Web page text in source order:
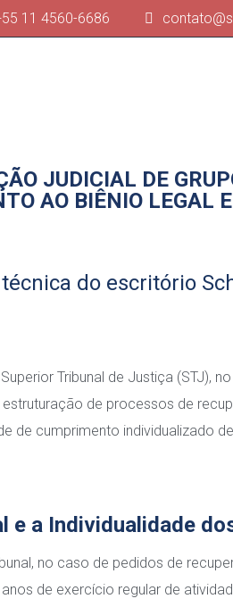
11 4560-6686
JUDICIAL DE
AO BIÊNIO LEGAL
do escritório
Tribunal de Justiça (STJ),
de processos de
de cumprimento individualizado
e a Individualidade
no caso de pedidos de
de exercício regular de